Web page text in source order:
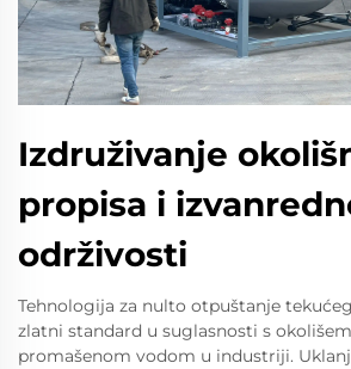
Izdruživanje
propisa i
održivosti
Tehnologija za nulto otpuštanje
zlatni standard u suglasnosti s
promašenom vodom u industriji.